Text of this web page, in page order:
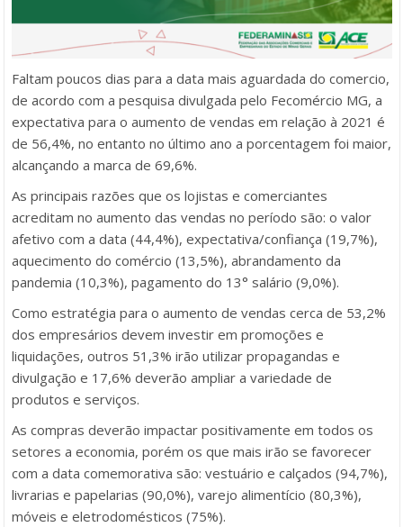
Faltam poucos dias para a data mais aguardada do comercio,
de acordo com a pesquisa divulgada pelo Fecomércio MG, a
expectativa para o aumento de vendas em relação à 2021 é
de 56,4%, no entanto no último ano a porcentagem foi maior,
alcançando a marca de 69,6%.
As principais razões que os lojistas e comerciantes
acreditam no aumento das vendas no período são: o valor
afetivo com a data (44,4%), expectativa/confiança (19,7%),
aquecimento do comércio (13,5%), abrandamento da
pandemia (10,3%), pagamento do 13° salário (9,0%).
Como estratégia para o aumento de vendas cerca de 53,2%
dos empresários devem investir em promoções e
liquidações, outros 51,3% irão utilizar propagandas e
divulgação e 17,6% deverão ampliar a variedade de
produtos e serviços.
As compras deverão impactar positivamente em todos os
setores a economia, porém os que mais irão se favorecer
com a data comemorativa são: vestuário e calçados (94,7%),
livrarias e papelarias (90,0%), varejo alimentício (80,3%),
móveis e eletrodomésticos (75%).